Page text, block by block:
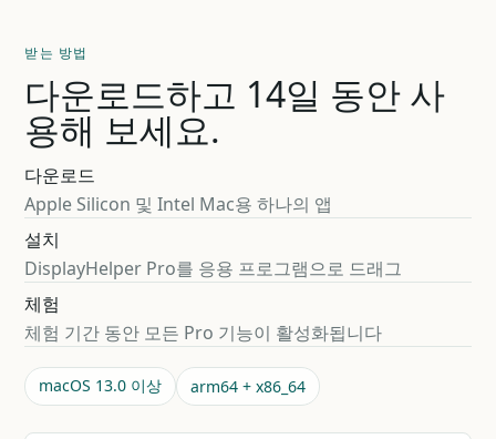
받는 방법
다운로드하고 14일 동안 사
용해 보세요.
다운로드
Apple Silicon 및 Intel Mac용 하나의 앱
설치
DisplayHelper Pro를 응용 프로그램으로 드래그
체험
체험 기간 동안 모든 Pro 기능이 활성화됩니다
macOS 13.0 이상 arm64 + x86_64